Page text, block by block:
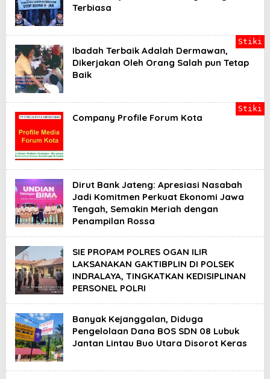
Terbiasa
Ibadah Terbaik Adalah Dermawan,
Dikerjakan Oleh Orang Salah pun Tetap
Baik
Stiki
Company Profile Forum Kota
Stiki
Dirut Bank Jateng: Apresiasi Nasabah
Jadi Komitmen Perkuat Ekonomi Jawa
Tengah, Semakin Meriah dengan
Penampilan Rossa
SIE PROPAM POLRES OGAN ILIR
LAKSANAKAN GAKTIBPLIN DI POLSEK
INDRALAYA, TINGKATKAN KEDISIPLINAN
PERSONEL POLRI
Banyak Kejanggalan, Diduga
Pengelolaan Dana BOS SDN 08 Lubuk
Jantan Lintau Buo Utara Disorot Keras